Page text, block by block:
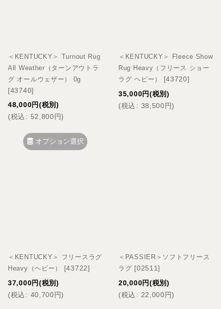
＜KENTUCKY＞ Turnout Rug
All Weather（ターンアウトラ
グ オールウェザー） 0g
[43740]
48,000円(税別)
(税込 : 52,800円)
オプション選択
＜KENTUCKY＞ Fleece Show
Rug Heavy（フリース ショー
ラグ ヘビー）
[43720]
35,000円(税別)
(税込 : 38,500円)
＜KENTUCKY＞ フリースラグ
Heavy（ヘビー）
[43722]
37,000円(税別)
(税込 : 40,700円)
＜PASSIER＞ソフトフリース
ラグ [02511]
20,000円(税別)
(税込 : 22,000円)